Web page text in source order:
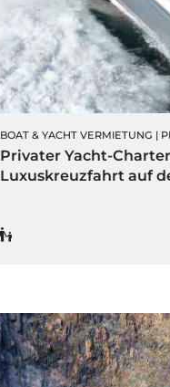
BOAT & YACHT VERMIETUNG |
Privater Yacht-
Luxuskreuzfahrt auf